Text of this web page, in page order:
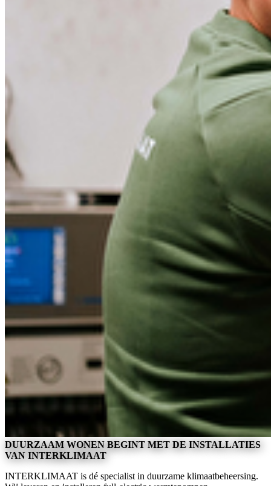
DUURZAAM WONEN BEGINT MET DE INSTALLATIES
VAN INTERKLIMAAT
INTERKLIMAAT is dé specialist in duurzame klimaatbeheersing.